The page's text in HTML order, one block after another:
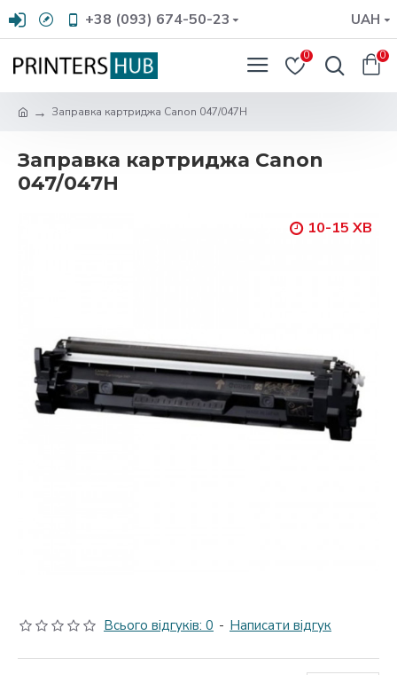
+38 (093) 674-50-23 UAH
0 0
Заправка картриджа Canon 047/047H
Заправка картриджа Canon
047/047H
10-15 ХВ
Всього відгуків: 0 - Написати відгук